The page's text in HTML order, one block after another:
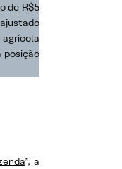
de R$5
posição
”, a